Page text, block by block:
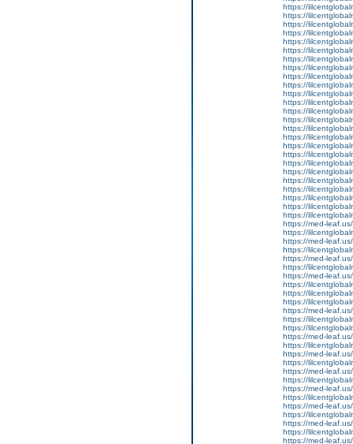
https://
https://
https://
https://
https://
https://
https://
https://
https://
https://
https://
https://
https://
https://
https://
https://
https://
https://
https://
https://
https://
https://
https://
https://
https://
https://med-leaf.us/
https://
https://med-leaf.us/
https://
https://med-leaf.us/
https://
https://med-leaf.us/
https://
https://
https://
https://med-leaf.us/
https://
https://
https://med-leaf.us/
https://
https://med-leaf.us/
https://
https://med-leaf.us/
https://
https://med-leaf.us/
https://
https://med-leaf.us/
https://
https://med-leaf.us/
https://
https://med-leaf.us/